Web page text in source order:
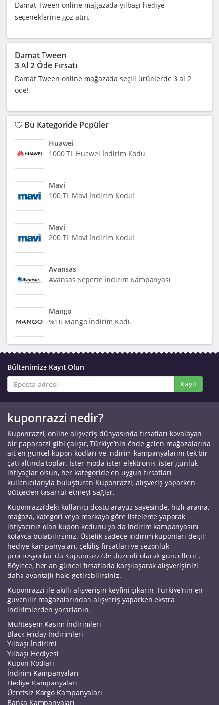
Damat Tween online mağazada yılbaşı hediye
seçeneklerine göz atın.
Damat Tween
3 Al 2 Öde Fırsatı
Damat Tween online mağazada seçili ürünlerde 3 al 2
öde!
Bu Kategoride Popüler
Huawei
1000 TL Huawei İndirim Kodu
Mavi
100 TL Mavi İndirim Kodu!
Mavi
200 TL Mavi İndirim Kodu!
Avansas
Avansas Sepette İndirim Kampanyası
Mango
%10 Mango İndirim Kodu
Bültenimize Kayıt Olun
Kayıt
kuponrazzi nedir?
Kuponrazzi, online alışveriş dünyasında fırsatları kovalayan
bir paparazzi gibi çalışır, Türkiye’nin önde gelen mağazalarına
ait en güncel kupon kodları ve indirim kampanyalarını tek bir
çatı altında toplar. İster moda ister elektronik, ister günlük
ihtiyaçlar olsun, her kategoride en uygun fırsatları
kullanıcılarıyla buluşturan Kuponrazzi, alışveriş yaparken
bütçeden tasarruf etmeyi sağlar.
Kuponrazzi’deki kullanıcı dostu arayüz sayesinde, hızlı arama,
mağaza, kategori veya markaya göre listeleme yaparak
ihtiyacınız olan kupon kodunu ya da indirim kampanyasını
kolayca bulabilirsiniz. Üstelik sadece indirim kuponları değil;
hediye kampanyaları, çekiliş fırsatları ve sezonluk
promosyonlar da Kuponrazzi’de düzenli olarak güncellenir.
Böylece, her an güncel fırsatlarla karşılaşarak alışverişinizi
daha avantajlı hale getirebilirsiniz.
Kuponrazzi ile akıllı alışverişin keyfini çıkarın, Türkiye’nin en
güvenilir mağazalarından alışveriş yaparken ekstra
indirimlerden yararlanın.
Muhteşem Kasım İndirimleri
Black Friday İndirimleri
Yılbaşı İndirimi
Yılbaşı Hediyesi
Kupon Kodları
İndirim Kampanyaları
Hediye Kampanyaları
Ücretsiz Kargo Kampanyaları
Banka Kampanyaları